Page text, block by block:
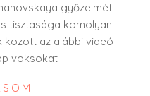
győzelmét
tisztasága komolyan
az alábbi videó
voksokat